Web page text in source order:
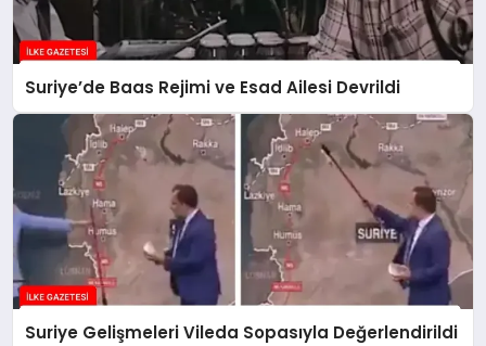
Suriye’de Baas Rejimi ve Esad Ailesi Devrildi
Suriye Gelişmeleri Vileda Sopasıyla Değerlendirildi